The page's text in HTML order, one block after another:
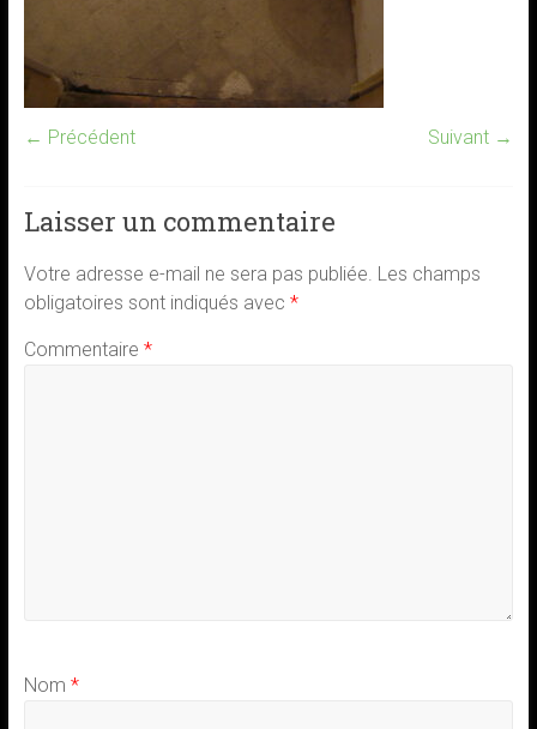
← Précédent Suivant →
Laisser un commentaire
Votre adresse e-mail ne sera pas publiée. Les champs
obligatoires sont indiqués avec *
Commentaire *
Nom *